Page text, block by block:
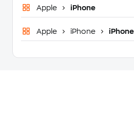
Apple iPhone
Apple iPhone iPhone